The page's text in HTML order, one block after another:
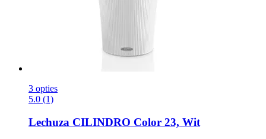
3 opties
5.0 (1)
Lechuza CILINDRO Color 23, Wit